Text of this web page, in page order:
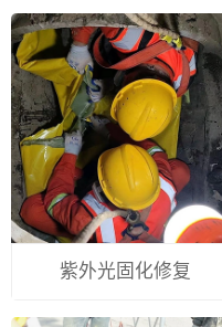
紫外光固化修复